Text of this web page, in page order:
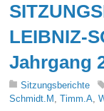
LEIBNIZ-
Jahrgang
Sitzungsberichte
Schmidt.M ,Timm.A,